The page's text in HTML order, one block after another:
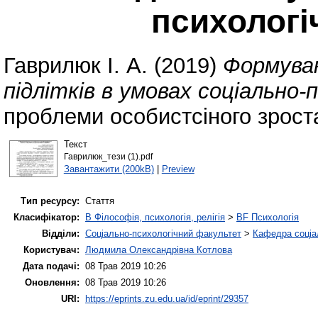
Гаврилюк І. А. (2019)
підлітків в умовах
проблеми особистсіного
Текст
Гаврилюк_тези (1).pdf
Завантажити (200kB)| Preview
Тип ресурсу: Стаття
Класифікатор:
B Філософія, психологія, релігія > BF Психологія
Відділи: Соціально-психологічний факультет > Кафедра
Користувач: Людмила Олександрівна Котлова
Дата подачі: 08 Трав 2019 10:26
Оновлення: 08 Трав 2019 10:26
URI:
https://eprints.zu.edu.ua/id/eprint/29357